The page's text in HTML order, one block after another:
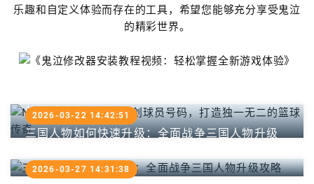
乐趣和自定义体验而存在的工具，希望您能够充分享受鬼泣
的精彩世界。
的篮球传奇
2026-03-22 14:42:51
三国人物如何快速升级：全面战争三国人物升级
2026-03-27 14:31:38